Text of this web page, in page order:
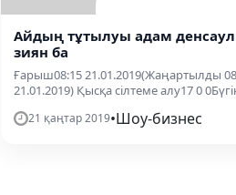
Айдың тұтылуы адам
зиян ба
Ғарыш08:15 21.01.2019(Жаңартылды
21.01.2019) Қысқа сілтеме алу17 0
21 қаңтар 2019•Шоу-бизнес